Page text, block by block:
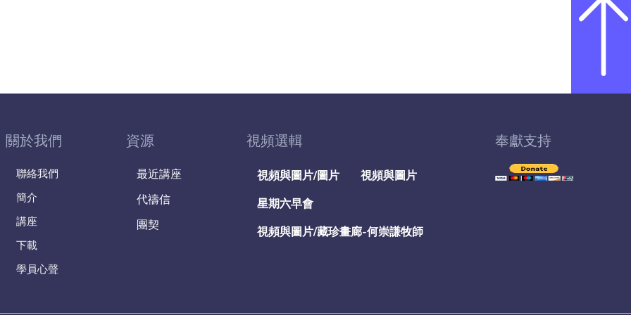
關於我們
聯絡我們
簡介
講座
下載
學員心聲
資源
最近講座
代禱信
團契
視頻選輯
視頻與圖片/圖片
視頻與圖片
星期六早會
視頻與圖片/藏珍畫廊-何崇謙牧師
奉獻支持